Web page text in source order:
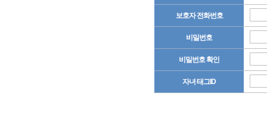
보호자 전화번호
비밀번호
비밀번호 확인
자녀 태그ID